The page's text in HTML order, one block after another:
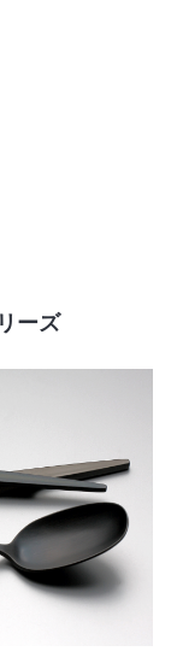
ーズ